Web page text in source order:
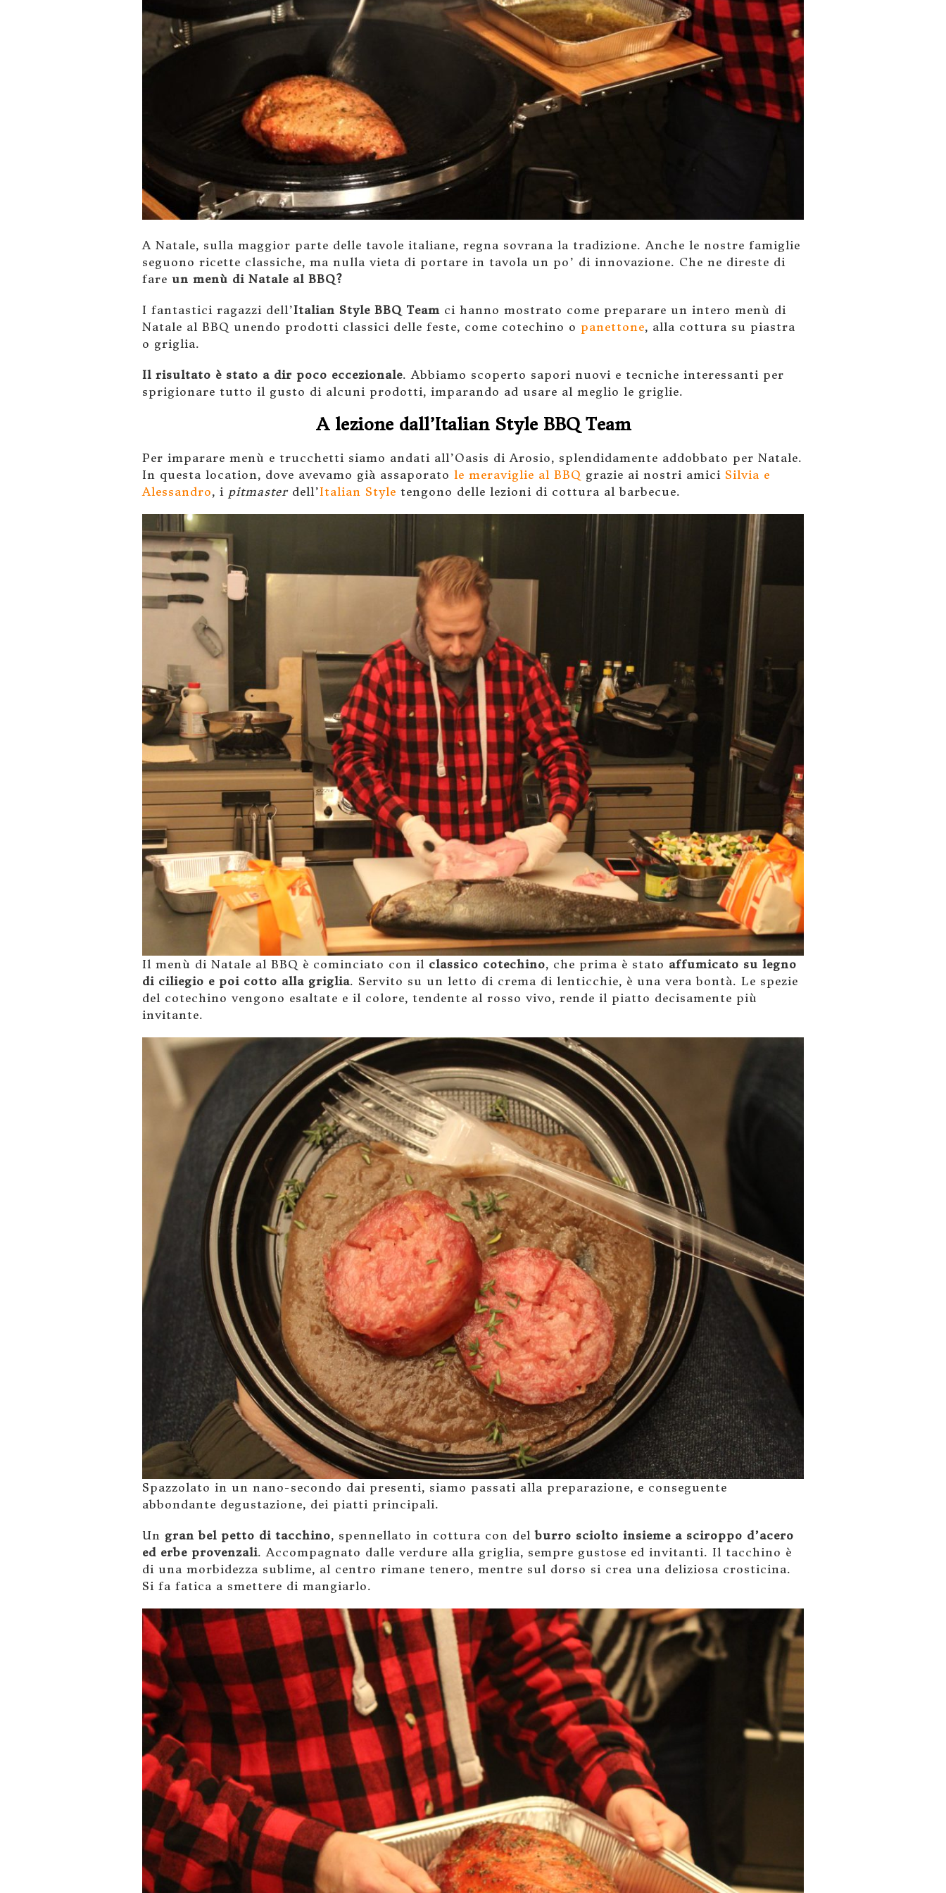
A Natale, sulla maggior parte delle tavole italiane, regna sovrana la tradizione. Anche le nostre famiglie
seguono ricette classiche, ma nulla vieta di portare in tavola un po’ di innovazione. Che ne direste di
fare un menù di Natale al BBQ?
I fantastici ragazzi dell’Italian Style BBQ Team ci hanno mostrato come preparare un intero menù di
Natale al BBQ unendo prodotti classici delle feste, come cotechino o panettone, alla cottura su piastra
o griglia.
Il risultato è stato a dir poco eccezionale. Abbiamo scoperto sapori nuovi e tecniche interessanti per
sprigionare tutto il gusto di alcuni prodotti, imparando ad usare al meglio le griglie.
A lezione dall’Italian Style BBQ Team
Per imparare menù e trucchetti siamo andati all’Oasis di Arosio, splendidamente addobbato per Natale.
In questa location, dove avevamo già assaporato le meraviglie al BBQ grazie ai nostri amici Silvia e
Alessandro, i pitmasterdell’Italian Style tengono delle lezioni di cottura al barbecue.
Il menù di Natale al BBQ è cominciato con il classico cotechino, che prima è stato affumicato su legno
di ciliegio e poi cotto alla griglia. Servito su un letto di crema di lenticchie, è una vera bontà. Le spezie
del cotechino vengono esaltate e il colore, tendente al rosso vivo, rende il piatto decisamente più
invitante.
Spazzolato in un nano-secondo dai presenti, siamo passati alla preparazione, e conseguente
abbondante degustazione, dei piatti principali.
Un gran bel petto di tacchino, spennellato in cottura con delburro sciolto insieme a sciroppo d’acero
ed erbe provenzali. Accompagnato dalle verdure alla griglia, sempre gustose ed invitanti. Il tacchino è
di una morbidezza sublime, al centro rimane tenero, mentre sul dorso si crea una deliziosa crosticina.
Si fa fatica a smettere di mangiarlo.